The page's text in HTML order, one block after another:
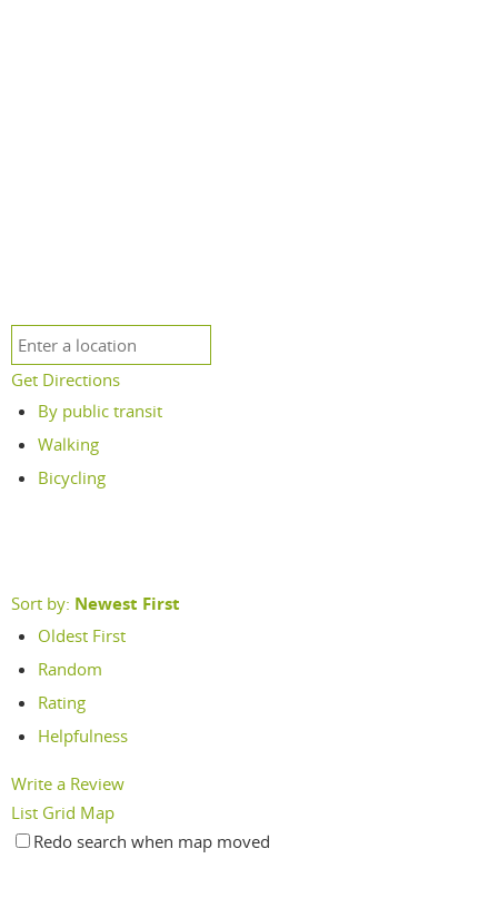
Get Directions
By public transit
Walking
Bicycling
Sort by: Newest First
Oldest First
Random
Rating
Helpfulness
Write a Review
List Grid Map
Redo search when map moved